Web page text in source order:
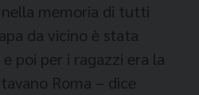
memoria di tutti
da vicino è stata
poi per i ragazzi era la
Roma – dice